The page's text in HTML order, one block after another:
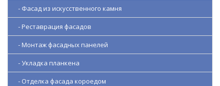
- Фасад из искусственного камня
- Реставрация фасадов
- Монтаж фасадных панелей
- Укладка планкена
- Отделка фасада короедом